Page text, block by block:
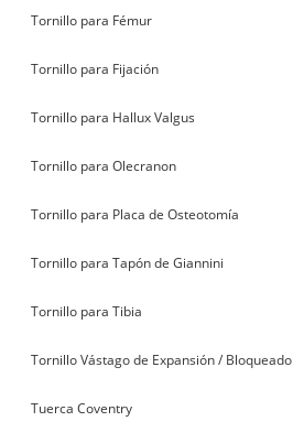
Tornillo para Fémur
Tornillo para Fijación
Tornillo para Hallux Valgus
Tornillo para Olecranon
Tornillo para Placa de Osteotomía
Tornillo para Tapón de Giannini
Tornillo para Tibia
Tornillo Vástago de Expansión / Bloqueado
Tuerca Coventry